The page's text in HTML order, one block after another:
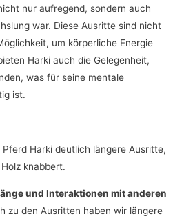
nur aufregend, sondern auch
war. Diese Ausritte sind nicht
um körperliche Energie
Harki auch die Gelegenheit,
was für seine mentale
ist.
Harki deutlich längere Ausritte,
knabbert.
und Interaktionen mit anderen
zu den Ausritten haben wir längere